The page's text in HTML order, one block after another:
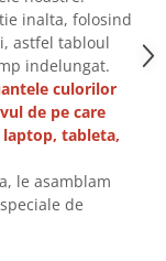
inalta, folosind
astfel tabloul
indelungat.
culorilor
de pe care
tableta,
le asamblam
de